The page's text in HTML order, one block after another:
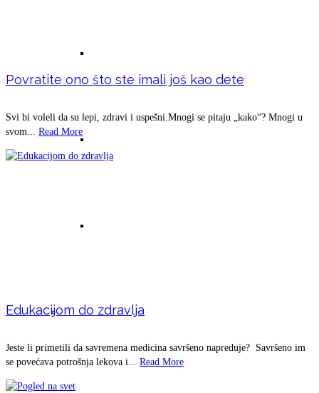
Voda- uslov za život (magnetna voda) ŽIVA
Povratite ono što ste imali još kao dete
Svi bi voleli da su lepi, zdravi i uspešni.Mnogi se pitaju „kako“? Mnogi u
svom... Read More
Edukacijom do zdravlja
Jeste li primetili da savremena medicina savršeno napreduje? Savršeno im
se povećava potrošnja lekova i... Read More